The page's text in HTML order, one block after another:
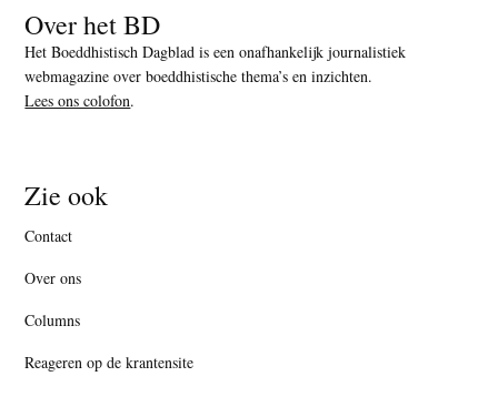
Over het BD
Het Boeddhistisch Dagblad is een onafhankelijk journalistiek
webmagazine over boeddhistische thema’s en inzichten.
Lees ons colofon.
Zie ook
Contact
Over ons
Columns
Reageren op de krantensite